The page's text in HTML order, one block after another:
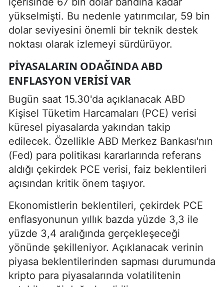
yükselmişti. Bu nedenle yatırımcılar, 59 bin
dolar seviyesini önemli bir teknik destek
noktası olarak izlemeyi sürdürüyor.
PIYASALARIN ODAĞINDA ABD
ENFLASYON VERISI VAR
Bugün saat 15.30'da açıklanacak ABD
Kişisel Tüketim Harcamaları (PCE) verisi
küresel piyasalarda yakından takip
edilecek. Özellikle ABD Merkez Bankası'nın
(Fed) para politikası kararlarında referans
aldığı çekirdek PCE verisi, faiz beklentileri
açısından kritik önem taşıyor.
Ekonomistlerin beklentileri, çekirdek PCE
enflasyonunun yıllık bazda yüzde 3,3 ile
yüzde 3,4 aralığında gerçekleşeceği
yönünde şekilleniyor. Açıklanacak verinin
piyasa beklentilerinden sapması durumunda
kripto para piyasalarında volatilitenin